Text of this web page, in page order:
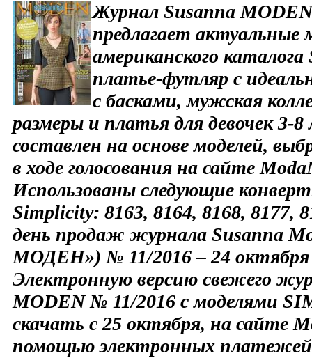
Журнал Susanna
предлагает актуальные
американского
платье-футляр с
с басками, мужская
размеры и платья для девочек 3-
составлен на основе моделей,
в ходе голосования на сайте
Использованы следующие
Simplicity: 8163, 8164, 8168, 8177,
день продаж журнала Susanna
МОДЕН») № 11/2016 – 24 октября
Электронную версию свежего
MODEN № 11/2016 с моделями
скачать с 25 октября, на сайте
помощью электронных